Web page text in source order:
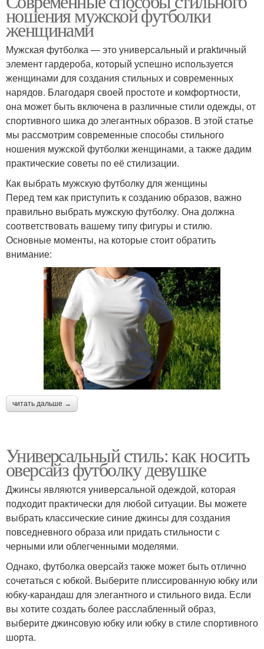
ношения мужской футболки
женщинами
Мужская футболка — это универсальный и praktичный
элемент гардероба, который успешно используется
женщинами для создания стильных и современных
нарядов. Благодаря своей простоте и комфортности,
она может быть включена в различные стили одежды, от
спортивного шика до элегантных образов. В этой статье
мы рассмотрим современные способы стильного
ношения мужской футболки женщинами, а также дадим
практические советы по её стилизации.
Как выбрать мужскую футболку для женщины
Перед тем как приступить к созданию образов, важно
правильно выбрать мужскую футболку. Она должна
соответствовать вашему типу фигуры и стилю.
Основные моменты, на которые стоит обратить
внимание:
читать дальше →
Универсальный стиль: как носить
оверсайз футболку девушке
Джинсы являются универсальной одеждой, которая
подходит практически для любой ситуации. Вы можете
выбрать классические синие джинсы для создания
повседневного образа или придать стильности с
черными или облегченными моделями.
Однако, футболка оверсайз также может быть отлично
сочетаться с юбкой. Выберите плиссированную юбку или
юбку-карандаш для элегантного и стильного вида. Если
вы хотите создать более расслабленный образ,
выберите джинсовую юбку или юбку в стиле спортивного
шорта.